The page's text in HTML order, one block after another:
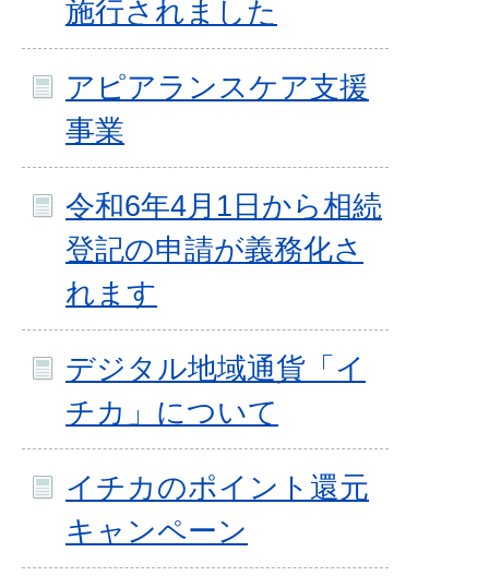
施行されました
アピアランスケア支援
事業
令和6年4月1日から相続
登記の申請が義務化さ
れます
デジタル地域通貨「イ
チカ」について
イチカのポイント還元
キャンペーン